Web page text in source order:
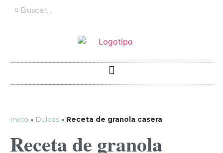
Inicio » Dulces » Receta de granola casera
Receta de granola